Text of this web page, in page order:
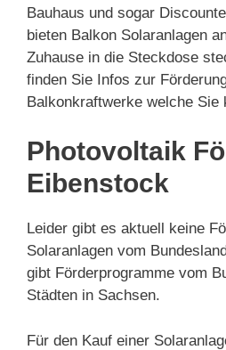
Bauhaus und sogar
bieten Balkon Solaranlagen
Zuhause in die Steckdose
finden Sie Infos zur
Balkonkraftwerke welche Sie
Photovoltaik
Eibenstock
Leider gibt es aktuell keine
Solaranlagen vom
gibt Förderprogramme vom
Städten in Sachsen.
Für den Kauf einer